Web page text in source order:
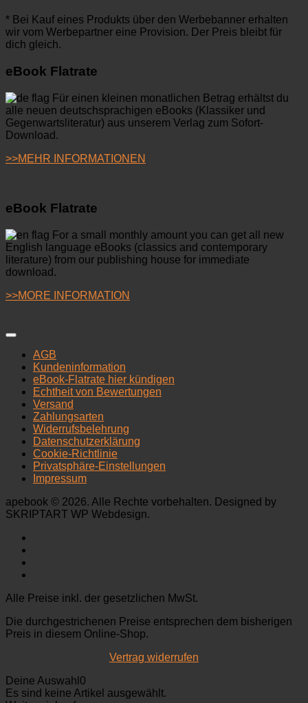
* Bei Kauf eines Produkts über den Werbebanner erhalten
wir vom Werbepartner eine Provision. Der Preis bleibt für
dich gleich.
eBook Flatrate
Für einen kleinen monatlichen Betrag erhältst du
alle neuen deutschsprachigen eBooks (Klassiker und
Gegenwartsliteratur) aus unserem Verlag zum Sofort-
Download.
>>MEHR INFORMATIONEN
eBook Flatrate
For a small monthly amount you can get all new
English language eBooks (classics and contemporary
literature) from our publishing house for immediate
download.
>>MORE INFORMATION
AGB
Kundeninformation
eBook-Flatrate hier kündigen
Echtheit von Bewertungen
Versand
Zahlungsarten
Widerrufsbelehrung
Datenschutzerklärung
Cookie-Richtlinie
Privatsphäre-Einstellungen
Impressum
apebook © 2026. Alle Rechte vorbehalten. Designed by
SKRIPTART WP Webdesign.
Alle Preise inkl. der gesetzlichen MwSt.
Die durchgestrichenen Preise entsprechen dem bisherigen
Preis in diesem Online-Shop.
Vertrag widerrufen
Deine Auswahl 0
Es sind keine Artikel ausgewählt.